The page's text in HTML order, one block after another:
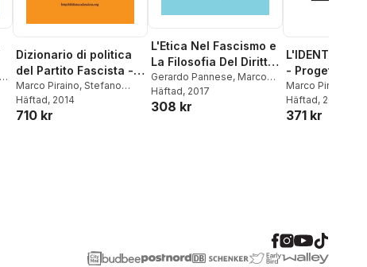
Dizionario di politica
del Partito Fascista -
Vol. 2
Marco Piraino, Stefano
Fiorito
Häftad, 2014
710 kr
L'Etica Nel Fascismo e
La Filosofia Del Diritto
e Della Storia
Gerardo Pannese, Marco
Piraino, Stefano Fiorito
Häftad, 2017
308 kr
L'IDENTITA'
- Progetto
Dottrina Del
Marco Piraino
Fiorito
Häftad, 2007
371 kr